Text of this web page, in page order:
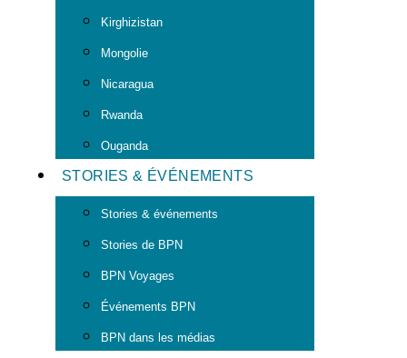
Kirghizistan
Mongolie
Nicaragua
Rwanda
Ouganda
STORIES & ÉVÉNEMENTS
Stories & événements
Stories de BPN
BPN Voyages
Événements BPN
BPN dans les médias